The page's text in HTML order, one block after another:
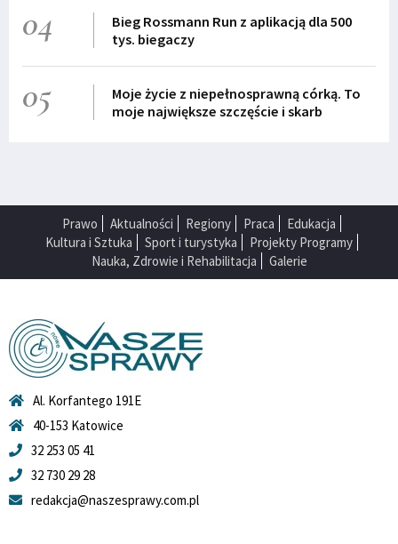
04
Bieg Rossmann Run z aplikacją dla 500
tys. biegaczy
05
Moje życie z niepełnosprawną córką. To
moje największe szczęście i skarb
Prawo Aktualności Regiony Praca
Edukacja
Kultura i Sztuka
Sport i turystyka
Projekty Programy
Nauka, Zdrowie i Rehabilitacja
Galerie
Al. Korfantego 191E
40-153 Katowice
32 253 05 41
32 730 29 28
redakcja@naszesprawy.com.pl